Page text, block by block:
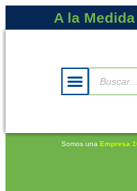
A la
Somos una Empresa